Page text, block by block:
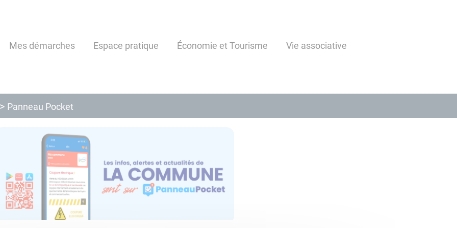
Mes démarches Espace pratique Économie et Tourisme Vie associative
Panneau Pocket